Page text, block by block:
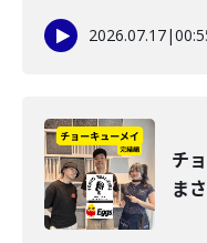
2026.07.17|
チ
ま